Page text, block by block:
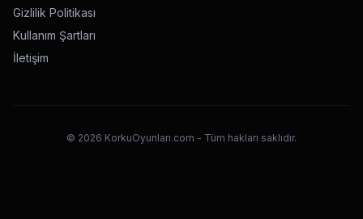
Gizlilik Politikası
Kullanım Şartları
İletişim
© 2026 KorkuOyunları.com - Tüm hakları saklıdır.